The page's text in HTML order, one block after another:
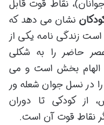
نقاط قوت قابل
نشان می دهد که
زندگی نامه یکی از
عصر حاضر را به شکلی
الهام بخش است و می
را در نسل جوان شعله ور
از کودکی تا دوران
نقاط قوت آن است.